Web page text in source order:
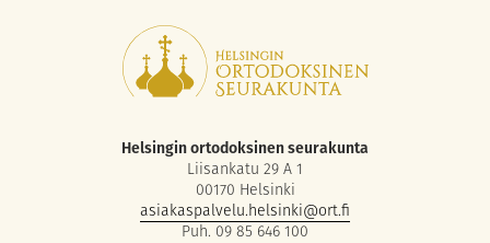
Helsingin ortodoksinen seurakunta
Liisankatu 29 A 1
00170 Helsinki
asiakaspalvelu.helsinki@ort.fi
Puh. 09 85 646 100